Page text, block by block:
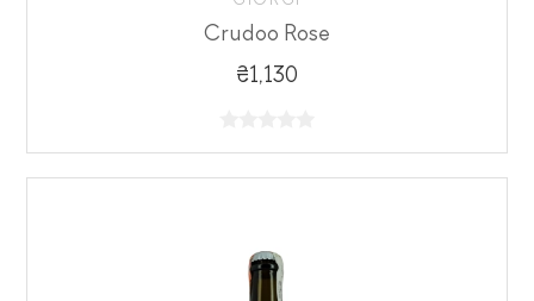
Crudoo Rose
₴1,130